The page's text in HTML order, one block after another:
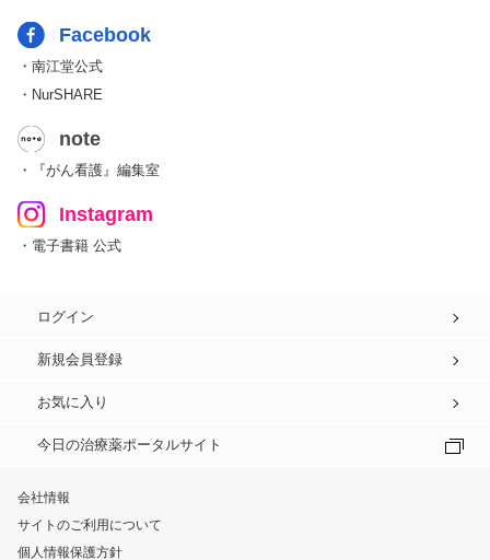
Facebook
・南江堂公式
・NurSHARE
note
・『がん看護』編集室
Instagram
・電子書籍 公式
ログイン
新規会員登録
お気に入り
今日の治療薬ポータルサイト
会社情報
サイトのご利用について
個人情報保護方針